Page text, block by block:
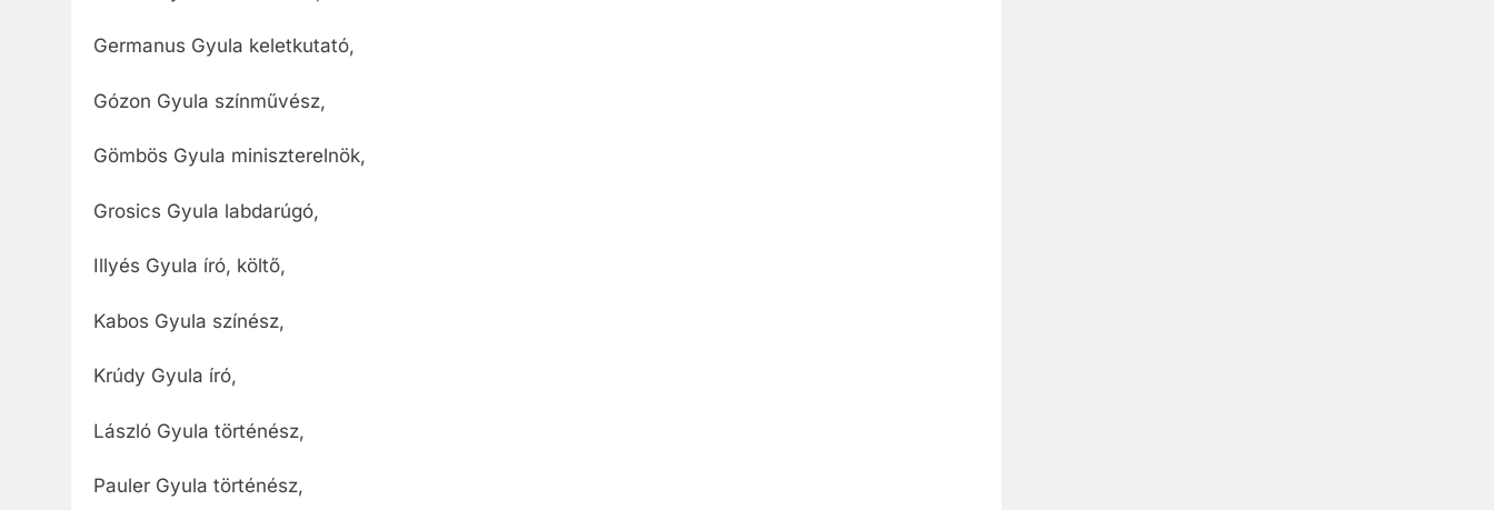
Germanus Gyula keletkutató,
Gózon Gyula színművész,
Gömbös Gyula miniszterelnök,
Grosics Gyula labdarúgó,
Illyés Gyula író, költő,
Kabos Gyula színész,
Krúdy Gyula író,
László Gyula történész,
Pauler Gyula történész,